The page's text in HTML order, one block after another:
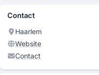
Contact
Haarlem
Website
Contact